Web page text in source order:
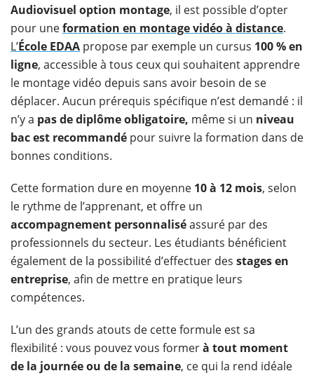
Audiovisuel option montage, il est possible d’opter
pour uneformation en montage vidéo à distance.
L’École EDAA propose par exemple un cursus 100 % en
ligne, accessible à tous ceux qui souhaitent apprendre
le montage vidéo depuis sans avoir besoin de se
déplacer. Aucun prérequis spécifique n’est demandé : il
n’y a pas de diplôme obligatoire, même si un niveau
bac est recommandé pour suivre la formation dans de
bonnes conditions.
Cette formation dure en moyenne 10 à 12 mois, selon
le rythme de l’apprenant, et offre un
accompagnement personnaliséassuré par des
professionnels du secteur. Les étudiants bénéficient
également de la possibilité d’effectuer des stages en
entreprise, afin de mettre en pratique leurs
compétences.
L’un des grands atouts de cette formule est sa
flexibilité : vous pouvez vous formerà tout moment
de la journée ou de la semaine, ce qui la rend idéale